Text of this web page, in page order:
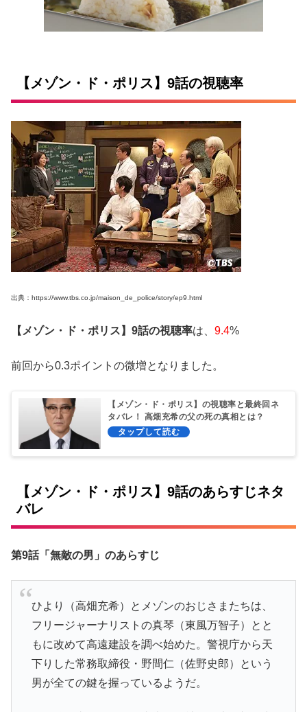
【メゾン・ド・ポリス】9話の視聴率
出典：https://www.tbs.co.jp/maison_de_police/story/ep9.html
【メゾン・ド・ポリス】9話の視聴率は、 9.4%
前回から0.3ポイントの微増となりました。
【メゾン・ド・ポリス】の視聴率と最終回ネ
タバレ！ 高畑充希の父の死の真相とは？
【メゾン・ド・ポリス】9話のあらすじネタ
バレ
第9話「無敵の男」のあらすじ
ひより（高畑充希）とメゾンのおじさまたちは、
フリージャーナリストの真琴（東風万智子）とと
もに改めて高遠建設を調べ始めた。警視庁から天
下りした常務取締役・野間仁（佐野史郎）という
男が全ての鍵を握っているようだ。